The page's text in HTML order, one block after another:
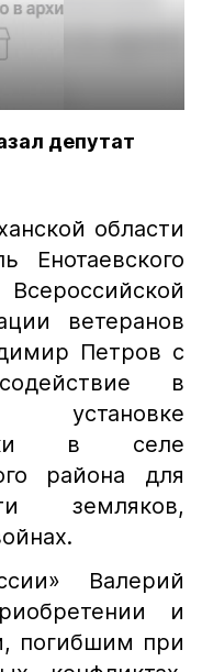
депутат
области
Енотаевского
ветеранов
Петров с
в
в селе
района для
земляков,
Валерий
и
погибшим при